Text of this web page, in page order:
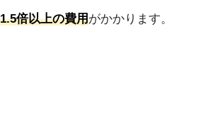
倍以上の費用がかかります。